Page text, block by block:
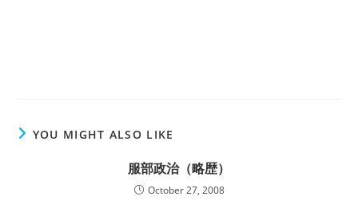
YOU MIGHT ALSO LIKE
服部政治（略歴）
October 27, 2008